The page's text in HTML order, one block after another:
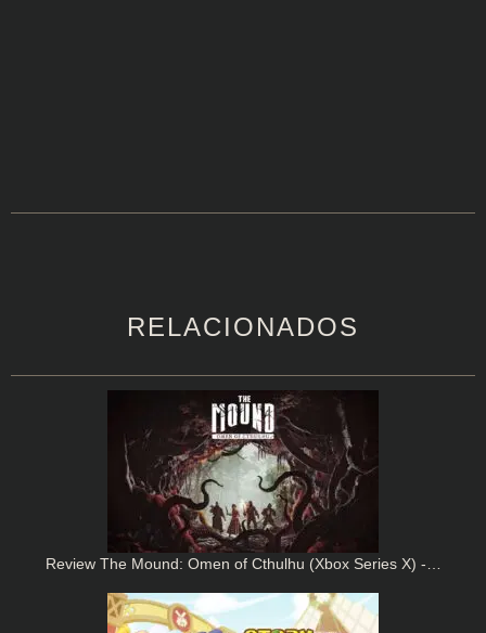
RELACIONADOS
Review The Mound: Omen of Cthulhu (Xbox Series X) -…